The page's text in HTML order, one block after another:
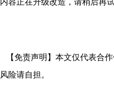
内容正在升级改造，请稍后再试
【免责声明】本文仅代表合
风险请自担。